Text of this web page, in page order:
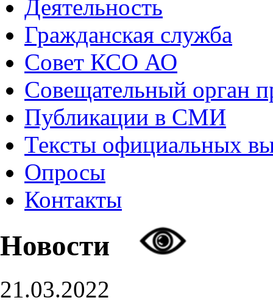
Деятельность
Гражданская служба
Совет КСО АО
Совещательный орган
Публикации в СМИ
Тексты официальных
Опросы
Контакты
Новости
21.03.2022